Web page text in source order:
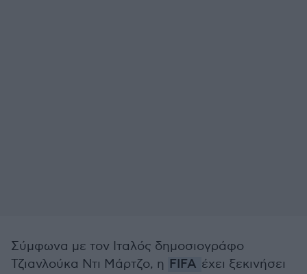
Σύμφωνα με τον Ιταλός δημοσιογράφο
Τζιανλούκα Ντι Μάρτζο, η FIFA έχει ξεκινήσει